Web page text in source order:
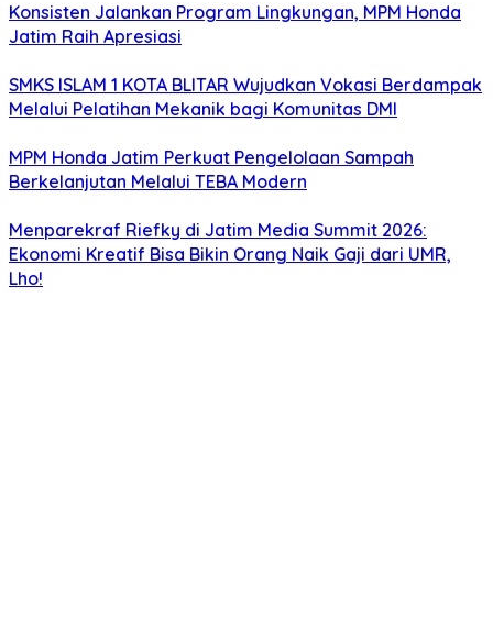
Konsisten Jalankan Program Lingkungan, MPM Honda
Jatim Raih Apresiasi
SMKS ISLAM 1 KOTA BLITAR Wujudkan Vokasi Berdampak
Melalui Pelatihan Mekanik bagi Komunitas DMI
MPM Honda Jatim Perkuat Pengelolaan Sampah
Berkelanjutan Melalui TEBA Modern
Menparekraf Riefky di Jatim Media Summit 2026:
Ekonomi Kreatif Bisa Bikin Orang Naik Gaji dari UMR,
Lho!